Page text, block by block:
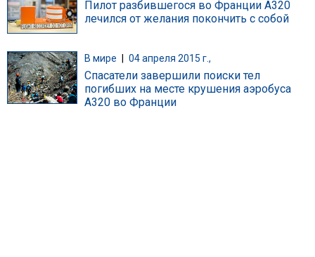
Пилот разбившегося во Франции А320
лечился от желания покончить с собой
В мире 04 апреля 2015 г.,
Спасатели завершили поиски тел
погибших на месте крушения аэробуса
A320 во Франции